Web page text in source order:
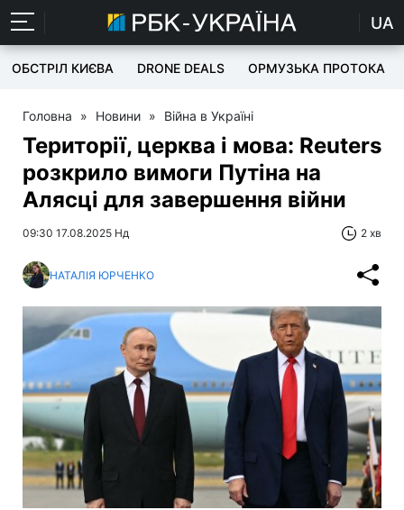
UA
ОБСТРІЛ КИЄВА DRONE DEALS ОРМУЗЬКА ПРОТОКА
Головна » Новини » Війна в Україні
Території, церква і мова: Reuters
розкрило вимоги Путіна на
Алясці для завершення війни
09:30 17.08.2025 Нд 2 хв
НАТАЛІЯ ЮРЧЕНКО